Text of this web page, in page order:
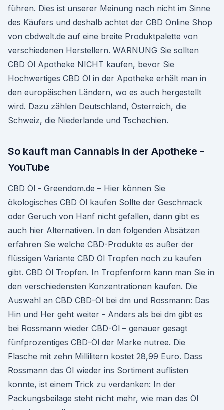
führen. Dies ist unserer Meinung nach nicht im Sinne
des Käufers und deshalb achtet der CBD Online Shop
von cbdwelt.de auf eine breite Produktpalette von
verschiedenen Herstellern. WARNUNG Sie sollten
CBD Öl Apotheke NICHT kaufen, bevor Sie
Hochwertiges CBD Öl in der Apotheke erhält man in
den europäischen Ländern, wo es auch hergestellt
wird. Dazu zählen Deutschland, Österreich, die
Schweiz, die Niederlande und Tschechien.
So kauft man Cannabis in der Apotheke -
YouTube
CBD Öl - Greendom.de – Hier können Sie
ökologisches CBD Öl kaufen Sollte der Geschmack
oder Geruch von Hanf nicht gefallen, dann gibt es
auch hier Alternativen. In den folgenden Absätzen
erfahren Sie welche CBD-Produkte es außer der
flüssigen Variante CBD Öl Tropfen noch zu kaufen
gibt. CBD Öl Tropfen. In Tropfenform kann man Sie in
den verschiedensten Konzentrationen kaufen. Die
Auswahl an CBD CBD-Öl bei dm und Rossmann: Das
Hin und Her geht weiter - Anders als bei dm gibt es
bei Rossmann wieder CBD-Öl – genauer gesagt
fünfprozentiges CBD-Öl der Marke nutree. Die
Flasche mit zehn Millilitern kostet 28,99 Euro. Dass
Rossmann das Öl wieder ins Sortiment auflisten
konnte, ist einem Trick zu verdanken: In der
Packungsbeilage steht nicht mehr, wie man das Öl